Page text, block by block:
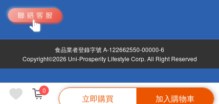
0
立即購買 加入購物車
食品業者登錄字號 A-122662550-00000-6
Copyright©2026 Uni-Prosperity Lifestyle Corp. All Right Reserved